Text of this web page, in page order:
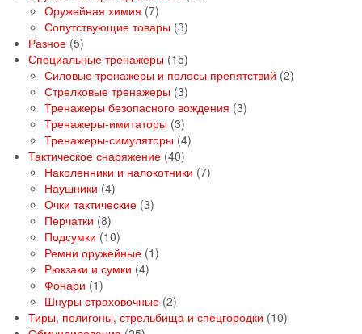
Оружейная химия 77
товаров
Сопутствующие товары 33
Разное 55
товаров
Специальные тренажеры 1515
товаров
Силовые тренажеры и полосы препятствий 22
Стрелковые тренажеры 33
товара
Тренажеры безопасного вождения 33
Тренажеры-имитаторы 33
товара
Тренажеры-симуляторы 44
Тактическое снаряжение 4040
товаров
Наколенники и налокотники 77
Наушники 44
товара
Очки тактические 33
Перчатки 88
товаров
Подсумки 1010
товаров
Ремни оружейные 11
Рюкзаки и сумки 44
Фонари 11
товар
Шнуры страховочные 22
товара
Тиры, полигоны, стрельбища и спецгородки 1010